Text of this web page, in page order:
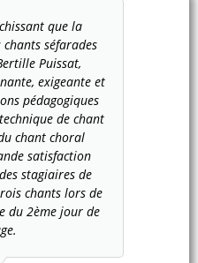
que la
chants séfarades
Puissat,
exigeante et
pédagogiques
de chant
chant choral
satisfaction
stagiaires de
chants lors de
du 2ème jour de